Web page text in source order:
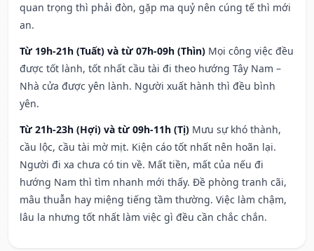
quan trọng thì phải đòn, gặp ma quỷ nên cúng tế thì mới
an.
Từ 19h-21h (Tuất) và từ 07h-09h (Thìn) Mọi công việc đều
được tốt lành, tốt nhất cầu tài đi theo hướng Tây Nam –
Nhà cửa được yên lành. Người xuất hành thì đều bình
yên.
Từ 21h-23h (Hợi) và từ 09h-11h (Tị) Mưu sự khó thành,
cầu lộc, cầu tài mờ mịt. Kiện cáo tốt nhất nên hoãn lại.
Người đi xa chưa có tin về. Mất tiền, mất của nếu đi
hướng Nam thì tìm nhanh mới thấy. Đề phòng tranh cãi,
mâu thuẫn hay miệng tiếng tầm thường. Việc làm chậm,
lâu la nhưng tốt nhất làm việc gì đều cần chắc chắn.